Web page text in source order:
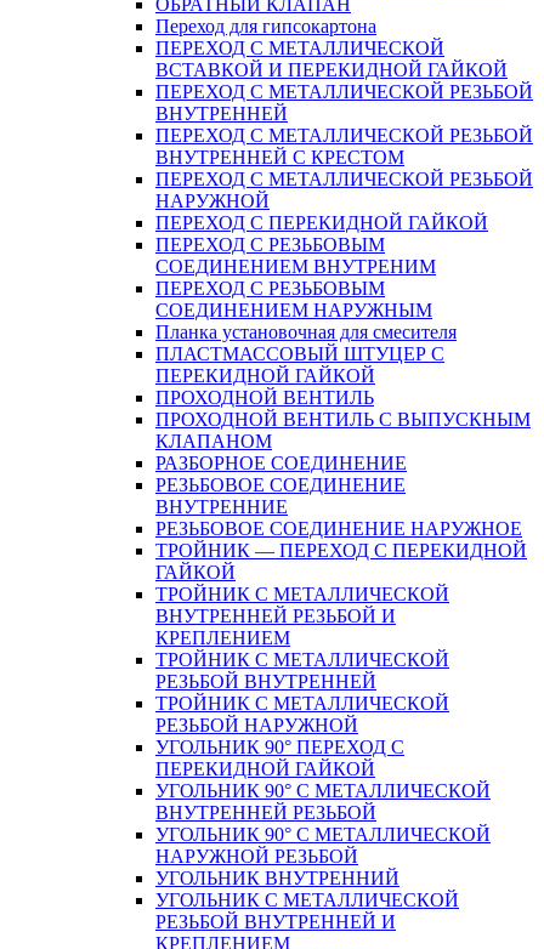
Переход для гипсокартона
ПЕРЕХОД С МЕТАЛЛИЧЕСКОЙ
ВСТАВКОЙ И ПЕРЕКИДНОЙ ГАЙКОЙ
ПЕРЕХОД С МЕТАЛЛИЧЕСКОЙ РЕЗЬБОЙ
ВНУТРЕННЕЙ
ПЕРЕХОД С МЕТАЛЛИЧЕСКОЙ РЕЗЬБОЙ
ВНУТРЕННЕЙ С КРЕСТОМ
ПЕРЕХОД С МЕТАЛЛИЧЕСКОЙ РЕЗЬБОЙ
НАРУЖНОЙ
ПЕРЕХОД С ПЕРЕКИДНОЙ ГАЙКОЙ
ПЕРЕХОД С РЕЗЬБОВЫМ
СОЕДИНЕНИЕМ ВНУТРЕНИМ
ПЕРЕХОД С РЕЗЬБОВЫМ
СОЕДИНЕНИЕМ НАРУЖНЫМ
Планка установочная для смесителя
ПЛАСТМАССОВЫЙ ШТУЦЕР С
ПЕРЕКИДНОЙ ГАЙКОЙ
ПРОХОДНОЙ ВЕНТИЛЬ
ПРОХОДНОЙ ВЕНТИЛЬ С ВЫПУСКНЫМ
КЛАПАНОМ
РАЗБОРНОЕ СОЕДИНЕНИЕ
РЕЗЬБОВОЕ СОЕДИНЕНИЕ
ВНУТРЕННИЕ
РЕЗЬБОВОЕ СОЕДИНЕНИЕ НАРУЖНОЕ
ТРОЙНИК — ПЕРЕХОД С ПЕРЕКИДНОЙ
ГАЙКОЙ
ТРОЙНИК С МЕТАЛЛИЧЕСКОЙ
ВНУТРЕННЕЙ РЕЗЬБОЙ И
КРЕПЛЕНИЕМ
ТРОЙНИК С МЕТАЛЛИЧЕСКОЙ
РЕЗЬБОЙ ВНУТРЕННЕЙ
ТРОЙНИК С МЕТАЛЛИЧЕСКОЙ
РЕЗЬБОЙ НАРУЖНОЙ
УГОЛЬНИК 90° ПЕРЕХОД С
ПЕРЕКИДНОЙ ГАЙКОЙ
УГОЛЬНИК 90° С МЕТАЛЛИЧЕСКОЙ
ВНУТРЕННEЙ РЕЗЬБОЙ
УГОЛЬНИК 90° С МЕТАЛЛИЧЕСКОЙ
НАРУЖНОЙ РЕЗЬБОЙ
УГОЛЬНИК ВНУТРЕННИЙ
УГОЛЬНИК С МЕТАЛЛИЧЕСКОЙ
РЕЗЬБОЙ ВНУТРЕННЕЙ И
КРЕПЛЕНИЕМ